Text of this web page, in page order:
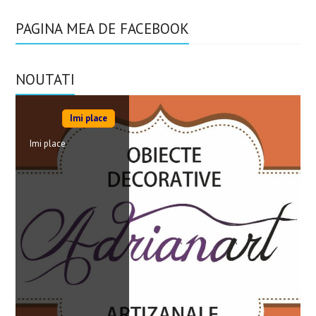
PAGINA MEA DE FACEBOOK
NOUTATI
Imi place
Imi place